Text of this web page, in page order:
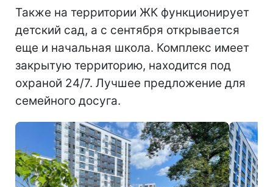
Также на территории ЖК функционирует
детский сад, а с сентября открывается
еще и начальная школа. Комплекс имеет
закрытую территорию, находится под
охраной 24/7. Лучшее предложение для
семейного досуга.